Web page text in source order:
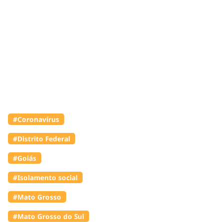
#Coronavírus
#Distrito Federal
#Goiás
#Isolamento social
#Mato Grosso
#Mato Grosso do Sul